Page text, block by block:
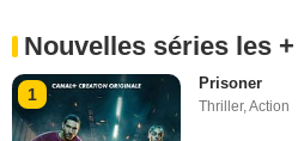
Nouvelles séries les
1
Prisoner
Thriller,Action